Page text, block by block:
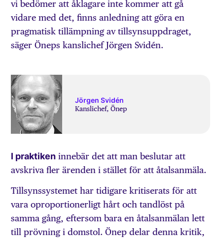
vi bedömer att åklagare inte kommer att gå
vidare med det, finns anledning att göra en
pragmatisk tillämpning av tillsynsuppdraget,
säger Öneps kanslichef Jörgen Svidén.
Jörgen Svidén
Kanslichef, Önep
I praktiken innebär det att man beslutar att
avskriva fler ärenden i stället för att åtalsanmäla.
Tillsynssystemet har tidigare kritiserats för att
vara oproportionerligt hårt och tandlöst på
samma gång, eftersom bara en åtalsanmälan lett
till prövning i domstol. Önep delar denna kritik,